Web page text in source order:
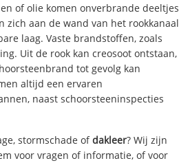
of olie komen onverbrande deeltjes
zich aan de wand van het rookkanaal
laag. Vaste brandstoffen, zoals
Uit de rook kan creosoot ontstaan,
tot gevolg kan
altijd een ervaren
naast schoorsteeninspecties
stormschade ofdakleer? Wij zijn
voor vragen of informatie, of voor